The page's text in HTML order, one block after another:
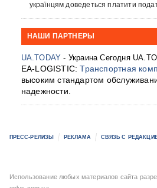
українцям доведеться платити
НАШИ ПАРТНЕРЫ
UA.TODAY - Украина Сегодня
EA-LOGISTIC:Транспортная
высоким стандартом
надежности.
ПРЕСС-РЕЛИЗЫ РЕКЛАМА СВЯЗЬ С
Использование любых материалов сайта